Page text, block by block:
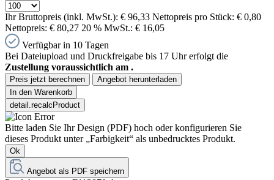
Ihr Bruttopreis (inkl. MwSt.): € 96,33 Nettopreis pro Stück: € 0,80
Nettopreis: € 80,27 20 % MwSt.: € 16,05
Verfügbar in 10 Tagen
Bei Dateiupload und Druckfreigabe bis 17 Uhr erfolgt die
Zustellung voraussichtlich am .
Preis jetzt berechnen
Angebot herunterladen
In den Warenkorb
detail.recalcProduct
Bitte laden Sie Ihr Design (PDF) hoch oder konfigurieren Sie
dieses Produkt unter „Farbigkeit“ als unbedrucktes Produkt.
Ok
Angebot als PDF speichern